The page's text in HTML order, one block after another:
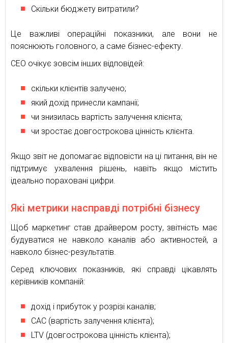
Скільки бюджету витратили?
Це важливі операційні показники, але вони не
пояснюють головного, а саме бізнес-ефекту.
CEO очікує зовсім інших відповідей:
скільки клієнтів залучено;
який дохід принесли кампанії;
чи знизилась вартість залучення клієнта;
чи зростає довгострокова цінність клієнта.
Якщо звіт не допомагає відповісти на ці питання, він не
підтримує ухвалення рішень, навіть якщо містить
ідеально пораховані цифри.
Які метрики насправді потрібні бізнесу
Щоб маркетинг став драйвером росту, звітність має
будуватися не навколо каналів або активностей, а
навколо бізнес-результатів.
Серед ключових показників, які справді цікавлять
керівників компаній:
дохід і прибуток у розрізі каналів;
CAC (вартість залучення клієнта);
LTV (довгострокова цінність клієнта);